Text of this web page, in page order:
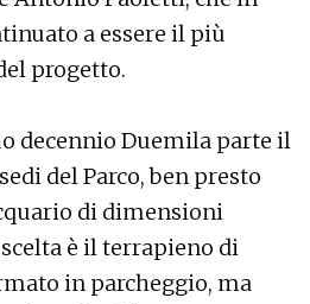
a essere il più
progetto.
decennio Duemila parte il
del Parco, ben presto
di dimensioni
è il terrapieno di
in parcheggio, ma